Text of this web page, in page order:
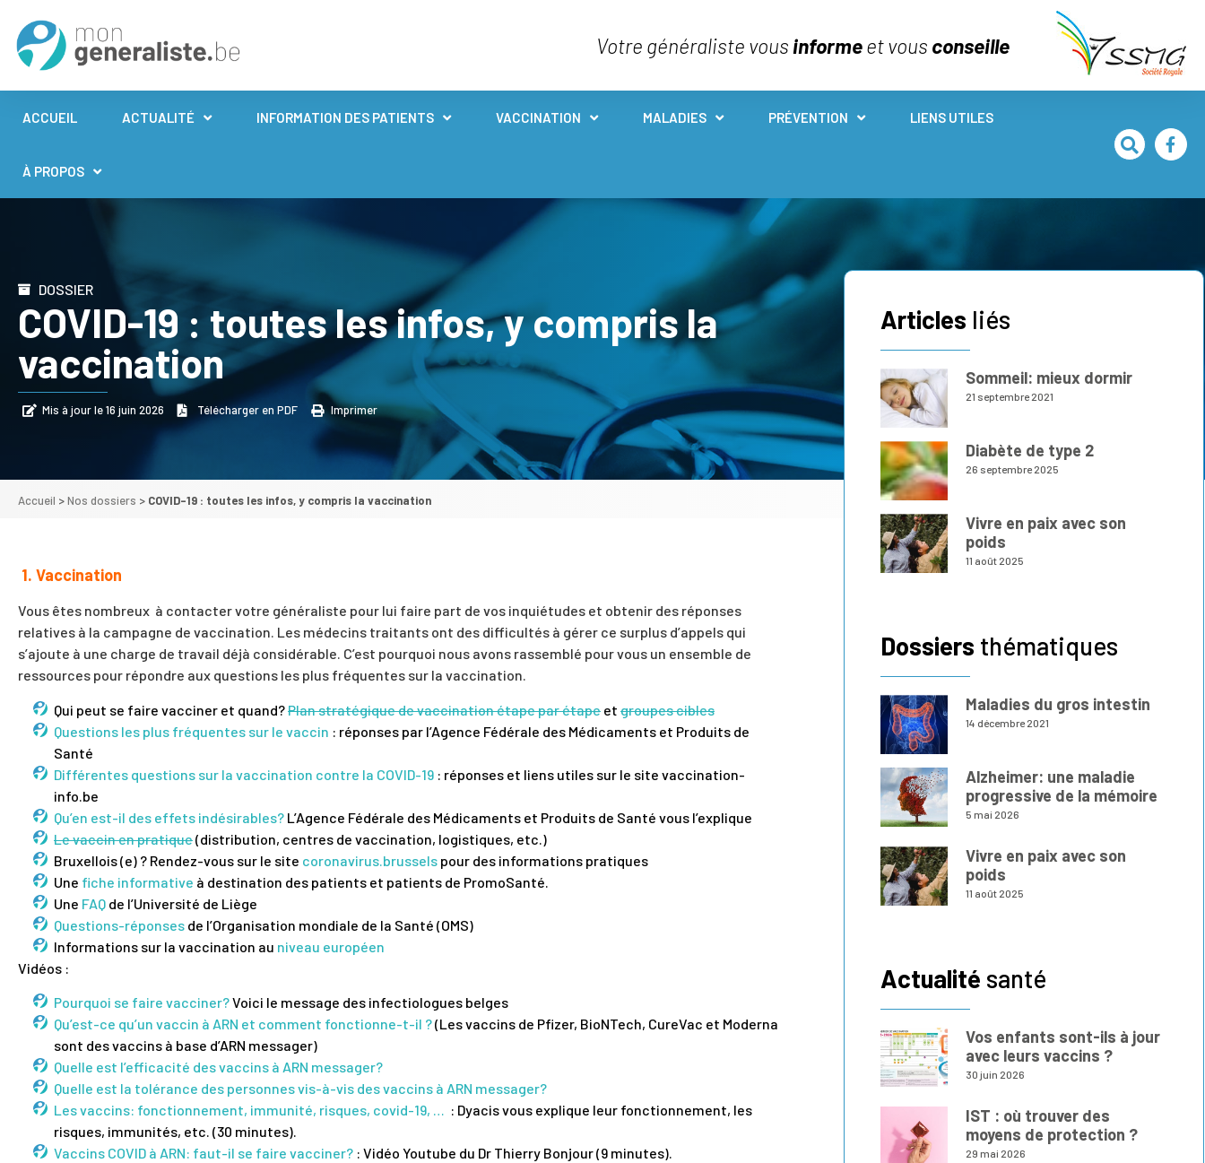
Votre généraliste vous informeet vous conseille
ACCUEIL ACTUALITÉ INFORMATION DES PATIENTS VACCINATION MALADIES PRÉVENTION LIENS UTILES
À PROPOS
DOSSIER
COVID-19 : toutes les infos, y compris la
vaccination
Mis à jour le 16 juin 2026 Télécharger en PDF Imprimer
Articles liés
Sommeil: mieux dormir
21 septembre 2021
Diabète de type 2
26 septembre 2025
Vivre en paix avec son
poids
11 août 2025
Dossiers thématiques
Maladies du gros intestin
14 décembre 2021
Alzheimer: une maladie
progressive de la mémoire
5 mai 2026
Vivre en paix avec son
poids
11 août 2025
Actualité santé
Vos enfants sont-ils à jour
avec leurs vaccins ?
30 juin 2026
IST : où trouver des
moyens de protection ?
29 mai 2026
Accueil >Nos dossiers > COVID-19 : toutes les infos, y compris la vaccination
1. Vaccination
Vous êtes nombreux à contacter votre généraliste pour lui faire part de vos inquiétudes et obtenir des réponses
relatives à la campagne de vaccination. Les médecins traitants ont des difficultés à gérer ce surplus d’appels qui
s’ajoute à une charge de travail déjà considérable. C’est pourquoi nous avons rassemblé pour vous un ensemble de
ressources pour répondre aux questions les plus fréquentes sur la vaccination.
Qui peut se faire vacciner et quand?Plan stratégique de vaccination étape par étape et groupes cibles
Questions les plus fréquentes sur le vaccin : réponses par l’Agence Fédérale des Médicaments et Produits de
Santé
Différentes questions sur la vaccination contre la COVID-19 : réponses et liens utiles sur le site vaccination-
info.be
Qu’en est-il des effets indésirables? L’Agence Fédérale des Médicaments et Produits de Santé vous l’explique
Le vaccin en pratique(distribution, centres de vaccination, logistiques, etc.)
Bruxellois (e) ? Rendez-vous sur le site coronavirus.brussels pour des informations pratiques
Une fiche informative à destination des patients et patients de PromoSanté.
Une FAQ de l’Université de Liège
Questions-réponses de l’Organisation mondiale de la Santé (OMS)
Informations sur la vaccination au niveau européen
Vidéos :
Pourquoi se faire vacciner?Voici le message des infectiologues belges
Qu’est-ce qu’un vaccin à ARN et comment fonctionne-t-il ?(Les vaccins de Pfizer, BioNTech, CureVac et Moderna
sont des vaccins à base d’ARN messager)
Quelle est l’efficacité des vaccins à ARN messager?
Quelle est la tolérance des personnes vis-à-vis des vaccins à ARN messager?
Les vaccins: fonctionnement, immunité, risques, covid-19, … : Dyacis vous explique leur fonctionnement, les
risques, immunités, etc. (30 minutes).
Vaccins COVID à ARN: faut-il se faire vacciner? : Vidéo Youtube du Dr Thierry Bonjour (9 minutes).